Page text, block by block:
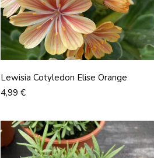
Lewisia Cotyledon Elise Orange
Prix
4,99 €